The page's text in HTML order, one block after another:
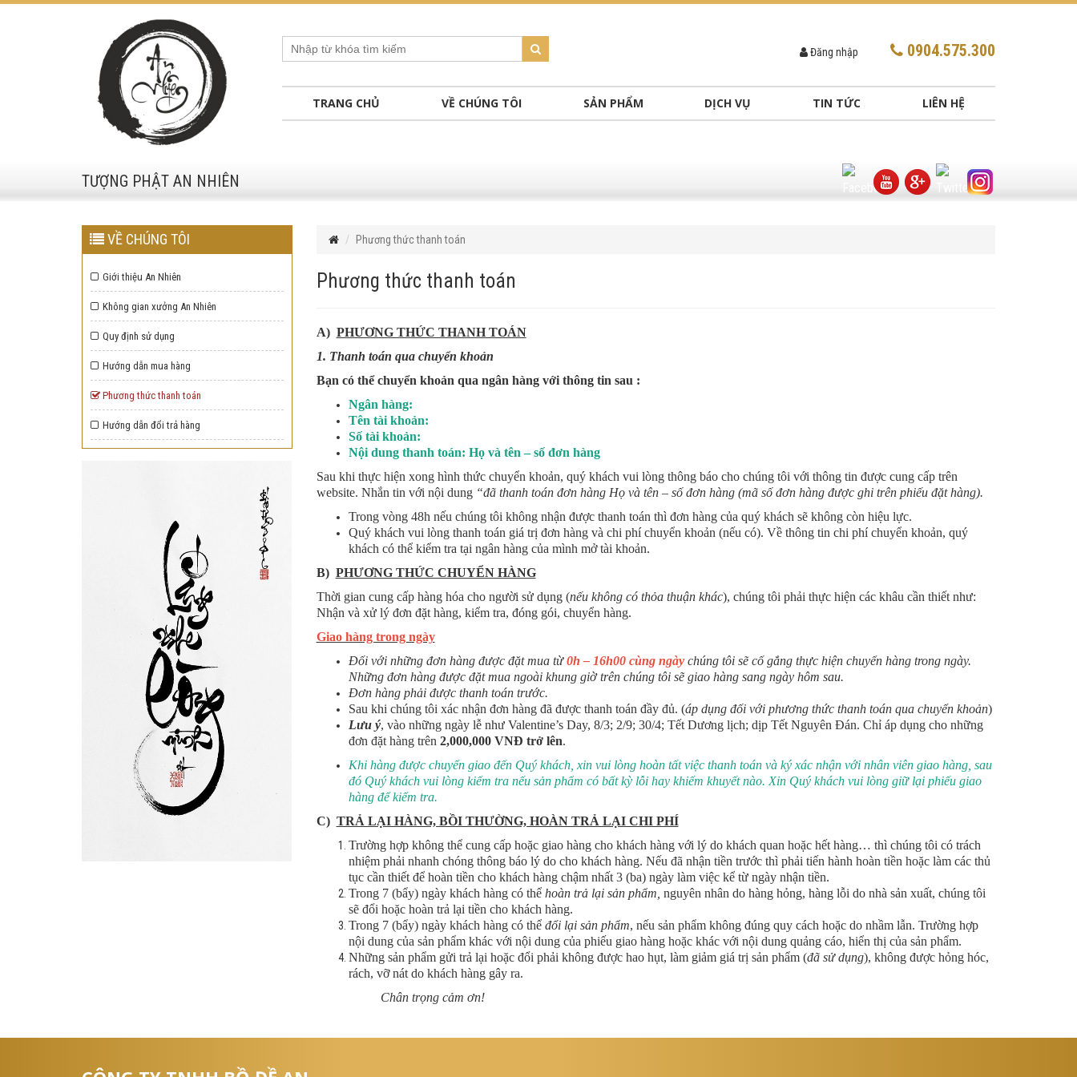
0904.575.300
Đăng nhập
TRANG CHỦ VỀ CHÚNG TÔI SẢN PHẨM DỊCH VỤ TIN TỨC LIÊN HỆ
TƯỢNG PHẬT AN NHIÊN
Phương thức thanh toán
Phương thức thanh toán
A) PHƯƠNG THỨC THANH TOÁN
1. Thanh toán qua chuyển khoản
Bạn có thể chuyển khoản qua ngân hàng với thông tin sau :
Ngân hàng:
Tên tài khoản:
Số tài khoản:
Nội dung thanh toán: Họ và tên – số đơn hàng
Sau khi thực hiện xong hình thức chuyển khoản, quý khách vui lòng thông báo cho chúng tôi với thông tin được cung cấp trên
website. Nhắn tin với nội dung “đã thanh toán đơn hàng Họ và tên – số đơn hàng (mã số đơn hàng được ghi trên phiếu đặt hàng).
Trong vòng 48h nếu chúng tôi không nhận được thanh toán thì đơn hàng của quý khách sẽ không còn hiệu lực.
Quý khách vui lòng thanh toán giá trị đơn hàng và chi phí chuyển khoản (nếu có). Về thông tin chi phí chuyển khoản, quý
khách có thể kiểm tra tại ngân hàng của mình mở tài khoản.
B) PHƯƠNG THỨC CHUYỂN HÀNG
Thời gian cung cấp hàng hóa cho người sử dụng (nếu không có thỏa thuận khác), chúng tôi phải thực hiện các khâu cần thiết như:
Nhận và xử lý đơn đặt hàng, kiểm tra, đóng gói, chuyển hàng.
Giao hàng trong ngày
Đối với những đơn hàng được đặt mua từ0h – 16h00 cùng ngày chúng tôi sẽ cố gắng thực hiện chuyển hàng trong ngày.
Những đơn hàng được đặt mua ngoài khung giờ trên chúng tôi sẽ giao hàng sang ngày hôm sau.
Đơn hàng phải được thanh toán trước.
Sau khi chúng tôi xác nhận đơn hàng đã được thanh toán đầy đủ. (áp dụng đối với phương thức thanh toán qua chuyển khoản)
Lưu ý, vào những ngày lễ như Valentine’s Day, 8/3; 2/9; 30/4; Tết Dương lịch; dịp Tết Nguyên Đán. Chỉ áp dụng cho những
đơn đặt hàng trên 2,000,000 VNĐ trở lên.
Khi hàng được chuyển giao đến Quý khách, xin vui lòng hoàn tất việc thanh toán và ký xác nhận với nhân viên giao hàng, sau
đó Quý khách vui lòng kiểm tra nếu sản phẩm có bất kỳ lỗi hay khiếm khuyết nào. Xin Quý khách vui lòng giữ lại phiếu giao
hàng để kiểm tra.
C) TRẢ LẠI HÀNG, BỒI THƯỜNG, HOÀN TRẢ LẠI CHI PHÍ
Trường hợp không thể cung cấp hoặc giao hàng cho khách hàng với lý do khách quan hoặc hết hàng… thì chúng tôi có trách
nhiệm phải nhanh chóng thông báo lý do cho khách hàng. Nếu đã nhận tiền trước thì phải tiến hành hoàn tiền hoặc làm các thủ
tục cần thiết để hoàn tiền cho khách hàng chậm nhất 3 (ba) ngày làm việc kể từ ngày nhận tiền.
Trong 7 (bẩy) ngày khách hàng có thể hoàn trả lại sản phẩm, nguyên nhân do hàng hỏng, hàng lỗi do nhà sản xuất, chúng tôi
sẽ đổi hoặc hoàn trả lại tiền cho khách hàng.
Trong 7 (bẩy) ngày khách hàng có thể đổi lại sản phẩm, nếu sản phẩm không đúng quy cách hoặc do nhầm lẫn. Trường hợp
nội dung của sản phẩm khác với nội dung của phiếu giao hàng hoặc khác với nội dung quảng cáo, hiển thị của sản phẩm.
Những sản phẩm gửi trả lại hoặc đổi phải không được hao hụt, làm giảm giá trị sản phẩm (đã sử dụng), không được hỏng hóc,
rách, vỡ nát do khách hàng gây ra.
Chân trọng cảm ơn!
VỀ CHÚNG TÔI
Giới thiệu An Nhiên
Không gian xưởng An Nhiên
Quy định sử dụng
Hướng dẫn mua hàng
Phương thức thanh toán
Hướng dẫn đổi trả hàng